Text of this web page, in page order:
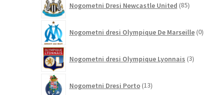
Nogometni Dresi Newcastle United 85izdelkov
Nogometni dresi Olympique De Marseille 0
Nogometni dresi Olympique Lyonnais 3izdelki
Nogometni Dresi Porto 13izdelkov